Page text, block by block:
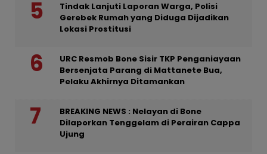
Tindak Lanjuti Laporan Warga, Polisi
Gerebek Rumah yang Diduga Dijadikan
Lokasi Prostitusi
URC Resmob Bone Sisir TKP Penganiayaan
Bersenjata Parang di Mattanete Bua,
Pelaku Akhirnya Ditamankan
BREAKING NEWS : Nelayan di Bone
Dilaporkan Tenggelam di Perairan Cappa
Ujung